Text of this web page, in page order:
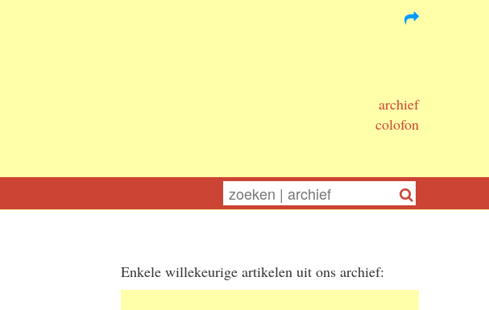
archief
colofon
Enkele willekeurige artikelen uit ons archief: